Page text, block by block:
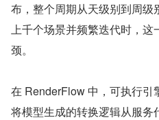
布，整个周期从天级别到周
上千个场景并频繁迭代时，
颈。
在 RenderFlow 中，可执行引
将模型生成的转换逻辑从服